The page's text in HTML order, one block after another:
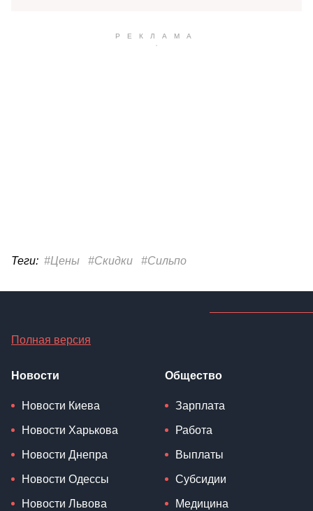
Теги: #Цены #Скидки #Сильпо
Полная версия
Новости
Новости Киева
Новости Харькова
Новости Днепра
Новости Одессы
Новости Львова
Общество
Зарплата
Работа
Выплаты
Субсидии
Медицина